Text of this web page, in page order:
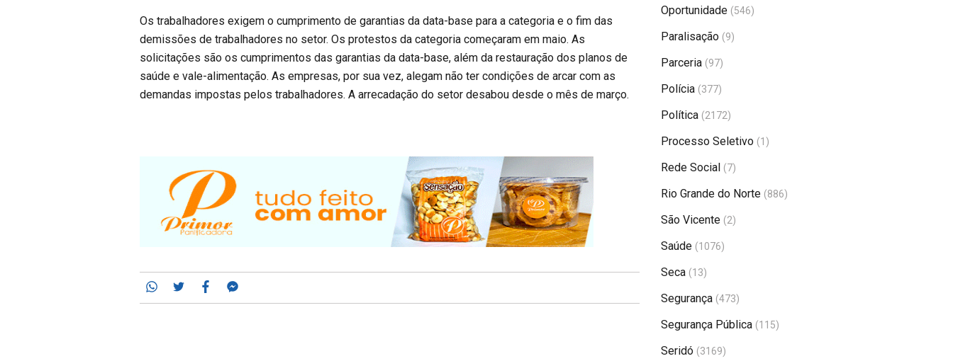
Os trabalhadores exigem o cumprimento de garantias da data-base para a categoria e o fim das
demissões de trabalhadores no setor. Os protestos da categoria começaram em maio. As
solicitações são os cumprimentos das garantias da data-base, além da restauração dos planos de
saúde e vale-alimentação. As empresas, por sua vez, alegam não ter condições de arcar com as
demandas impostas pelos trabalhadores. A arrecadação do setor desabou desde o mês de março.
Whatsapp
TwitterFacebook
Oportunidade (546)
Paralisação (9)
Parceria (97)
Polícia (377)
Política (2172)
Processo Seletivo (1)
Rede Social (7)
Rio Grande do Norte (886)
São Vicente (2)
Saúde (1076)
Seca (13)
Segurança (473)
Segurança Pública (115)
Seridó (3169)